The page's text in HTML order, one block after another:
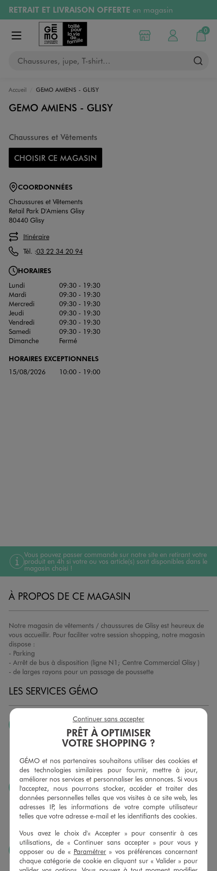
Aller au contenu principal
Aller à la navigation
RETRAIT ET LIVRAISON OFFERTE en magasin
Retours OFFERTSpendant 30 jours
PAYEZ EN 3x SANS FRAIS
RÉSERVATION GRATUITE
Afficher le menu
Chaussures, jupe, T-shirt…
Choisir mon magasin
Mon compte
0
Mon
Accueil GEMO AMIENS - GLISY
GEMO AMIENS - GLISY
Chaussures et Vêtements
CHOISIR CE MAGASIN
COORDONNÉES
Chaussures et Vêtements
Retail Park D'Amiens Glisy
80440 Glisy
Itinéraire
Tél. :03 22 34 20 94
HORAIRES
Lundi
09:30 - 19:30
Mardi
09:30 - 19:30
Mercredi
09:30 - 19:30
Jeudi
09:30 - 19:30
Vendredi
09:30 - 19:30
Samedi
09:30 - 19:30
Dimanche
Fermé
HORAIRES EXCEPTIONNELS
15/08/2026 10:00 - 19:00
Vous pouvez passer commande sur notre site en retirant votre
produit en 4h si votre ou vos article(s) sont disponibles dans le
magasin choisi !
À PROPOS DE CE MAGASIN
Notre magasin de vêtements / chaussures de Glisy est heureux de
vous accueillir. Pour faciliter votre session shopping, notre magasin
dispose :
- Parking
- Arrêt de bus à disposition (ligne N1; Centre Commercial Glisy )
- de larges rayons pour un passage de poussette
LES SERVICES GÉMO
JE PEUX CHANGER D’AVIS
Nous échangeons et vous proposons un avoir ou un
remboursement pour tout article non porté, non retouché,
sous 30 jours, sur simple présentation du ticket de caisse,
dans tous les magasins GÉMO.
JE PEUX FAIRE RETOUCHER MES ARTICLES
Ourlets, ceintures… vous avez la possibilité de faire
retoucher vos articles textiles dans nos magasins. Les tarifs
sont à votre disposition sur simple demande. Voir
conditions en magasins.
J’AIME FAIRE PLAISIR
Nous vous proposons des cartes cadeaux GÉMO d’un
PRÊT À OPTIMISER
VOTRE SHOPPING ?
GÉMO et nos partenaires souhaitons utiliser des cookies et
des technologies similaires pour fournir, mettre à jour,
améliorer nos services et personnaliser les annonces. Si vous
l'acceptez, nous pourrons stocker, accéder et traiter des
données personnelles telles que vos visites à ce site web, les
adresses IP, les informations de votre compte utilisateur
telles que votre adresse e-mail et les identifiants des cookies.
Vous avez le choix d'« Accepter » pour consentir à ces
utilisations, de « Continuer sans accepter » pour vous y
opposer ou de « Paramétrer » vos préférences concernant
chaque catégorie de cookie en cliquant sur « Valider » pour
Continuer sans accepter